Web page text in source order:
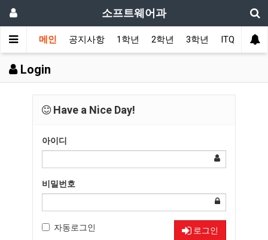
소프트웨어과
메인 공지사항 1학년 2학년 3학년 ITQ 커
Login
Have a Nice Day!
아이디
비밀번호
자동로그인 로그인